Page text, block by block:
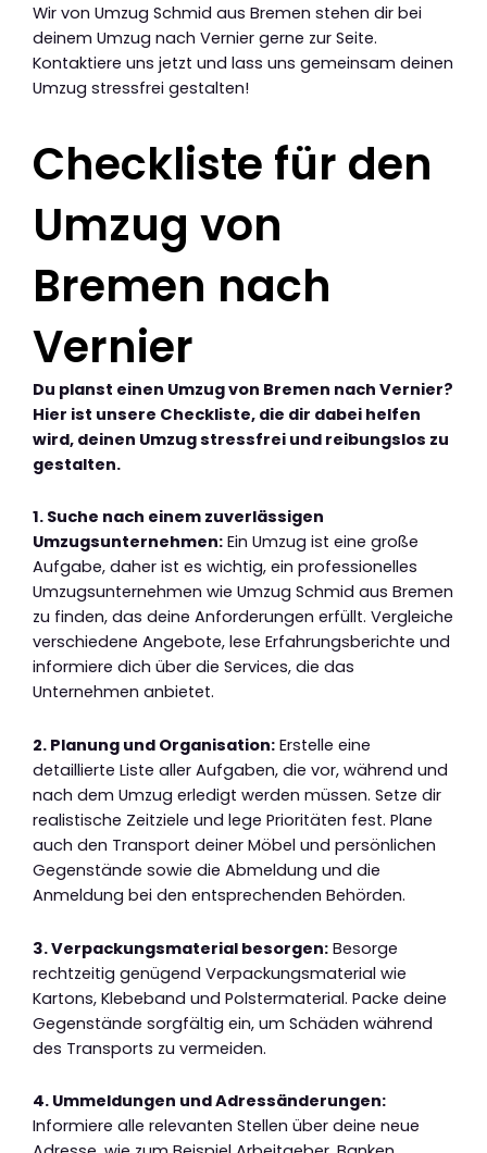
Wir von Umzug Schmid aus Bremen stehen dir bei
deinem Umzug nach Vernier gerne zur Seite.
Kontaktiere uns jetzt und lass uns gemeinsam deinen
Umzug stressfrei gestalten!
Checkliste für den
Umzug von
Bremen nach
Vernier
Du planst einen Umzug von Bremen nach Vernier?
Hier ist unsere Checkliste, die dir dabei helfen
wird, deinen Umzug stressfrei und reibungslos zu
gestalten.
1. Suche nach einem zuverlässigen
Umzugsunternehmen: Ein Umzug ist eine große
Aufgabe, daher ist es wichtig, ein professionelles
Umzugsunternehmen wie Umzug Schmid aus Bremen
zu finden, das deine Anforderungen erfüllt. Vergleiche
verschiedene Angebote, lese Erfahrungsberichte und
informiere dich über die Services, die das
Unternehmen anbietet.
2. Planung und Organisation: Erstelle eine
detaillierte Liste aller Aufgaben, die vor, während und
nach dem Umzug erledigt werden müssen. Setze dir
realistische Zeitziele und lege Prioritäten fest. Plane
auch den Transport deiner Möbel und persönlichen
Gegenstände sowie die Abmeldung und die
Anmeldung bei den entsprechenden Behörden.
3. Verpackungsmaterial besorgen: Besorge
rechtzeitig genügend Verpackungsmaterial wie
Kartons, Klebeband und Polstermaterial. Packe deine
Gegenstände sorgfältig ein, um Schäden während
des Transports zu vermeiden.
4. Ummeldungen und Adressänderungen:
Informiere alle relevanten Stellen über deine neue